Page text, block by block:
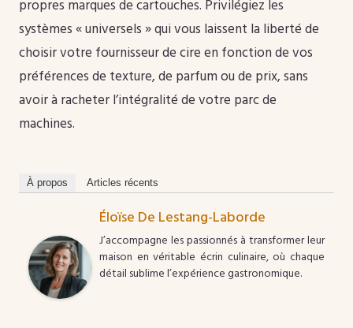
propres marques de cartouches. Privilégiez les
systèmes « universels » qui vous laissent la liberté de
choisir votre fournisseur de cire en fonction de vos
préférences de texture, de parfum ou de prix, sans
avoir à racheter l’intégralité de votre parc de
machines.
À propos Articles récents
Éloïse De Lestang-Laborde
J’accompagne les passionnés à transformer leur
maison en véritable écrin culinaire, où chaque
détail sublime l’expérience gastronomique.